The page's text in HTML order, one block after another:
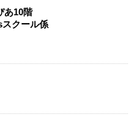
あ10階
クール係